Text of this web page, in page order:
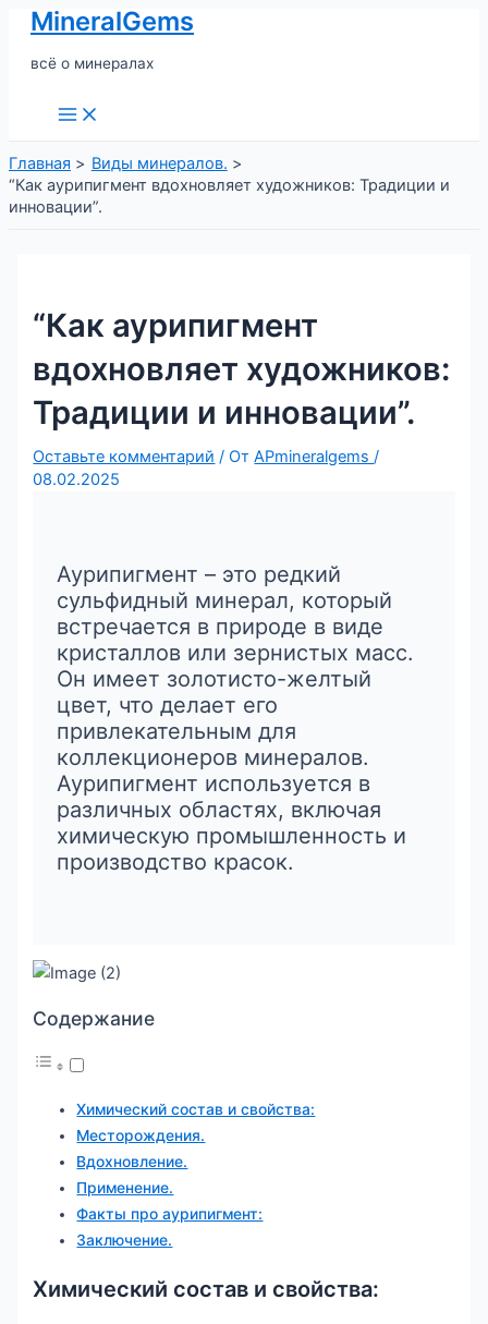
Перейти
содержимому
MineralGems
всё о минералах
Main
Menu
Главная
Виды минералов.
“Как аурипигмент вдохновляет художников: Традиции и
инновации”.
“Как аурипигмент
вдохновляет художников:
Традиции и инновации”.
Оставьте комментарий / ОтAPmineralgems/
08.02.2025
Аурипигмент – это редкий
сульфидный минерал, который
встречается в природе в виде
кристаллов или зернистых масс.
Он имеет золотисто-желтый
цвет, что делает его
привлекательным для
коллекционеров минералов.
Аурипигмент используется в
различных областях, включая
химическую промышленность и
производство красок.
Содержание
Химический состав и свойства:
Месторождения.
Вдохновление.
Применение.
Факты про аурипигмент:
Заключение.
Химический состав и свойства: